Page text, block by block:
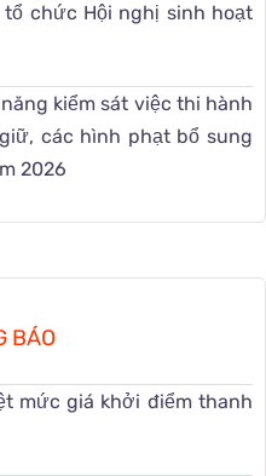
chức Hội nghị sinh hoạt
kiểm sát việc thi hành
các hình phạt bổ sung
2026
BÁO
mức giá khởi điểm thanh